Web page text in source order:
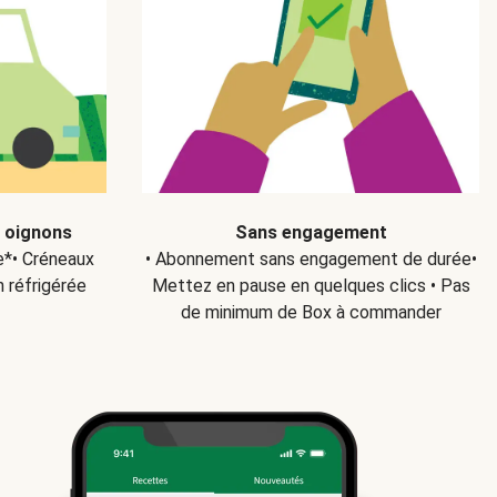
oignons
Créneaux
réfrigérée
Sans engagement
• Abonnement sans engagement de durée•
Mettez en pause en quelques clics • Pas
de minimum de Box à commander